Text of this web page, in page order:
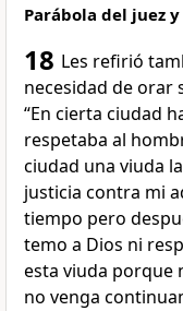
Parábola del juez
18 Les refirió
necesidad de orar
“En cierta ciudad
respetaba al
ciudad una viuda
justicia contra mi
tiempo pero
temo a Dios ni
esta viuda porque
no venga